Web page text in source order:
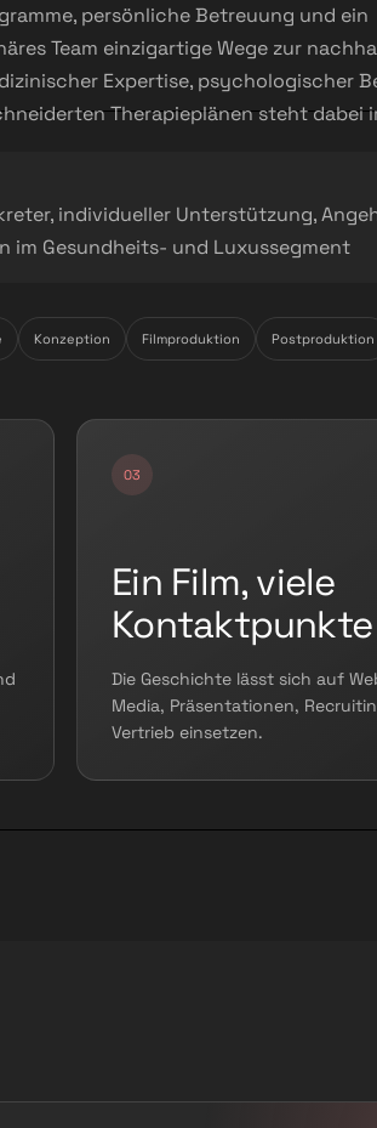
persönliche Betreuung und ein
Team einzigartige Wege zur
Expertise, psychologischer
Therapieplänen steht dabei
individueller Unterstützung,
im Gesundheits- und Luxussegment
Konzeption Filmproduktion Postproduktion
Ein Film, viele
Kontaktpunkte
Die Geschichte lässt sich auf
Media, Präsentationen,
Vertrieb einsetzen.